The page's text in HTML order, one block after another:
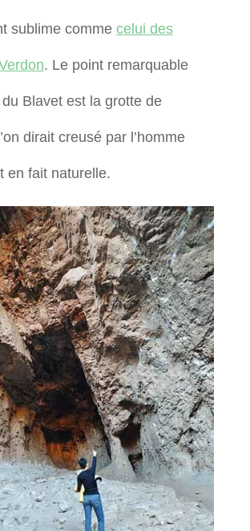
sublime comme celui des
. Le point remarquable
Blavet est la grotte de
dirait creusé par l’homme
en fait naturelle.